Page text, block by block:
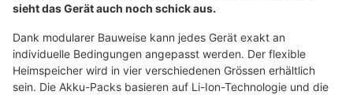
sieht das Gerät auch noch schick aus.
Dank modularer Bauweise kann jedes Gerät exakt an
individuelle Bedingungen angepasst werden. Der flexible
Heimspeicher wird in vier verschiedenen Grössen erhältlich
sein. Die Akku-Packs basieren auf Li-Ion-Technologie und die